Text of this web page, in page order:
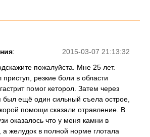
2015-03-07 21:13:32
:
пожалуйста. Мне 25 лет.
резкие боли в области
помог кеторол. Затем через
был ещё один сильный съела острое,
помощи сказали отравление. В
оказалось что у меня камни в
желудок в полной норме глотала